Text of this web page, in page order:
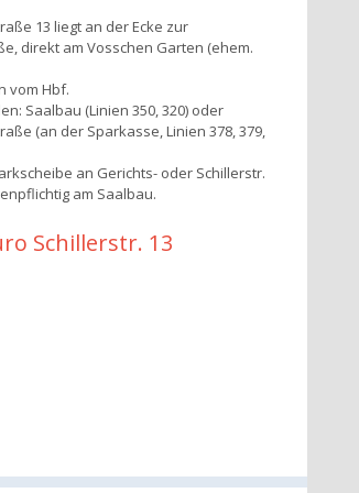
13 liegt an der Ecke zur
direkt am Vosschen Garten (ehem.
vom Hbf.
Saalbau (Linien 350, 320) oder
(an der Sparkasse, Linien 378, 379,
an Gerichts- oder Schillerstr.
am Saalbau.
Schillerstr. 13